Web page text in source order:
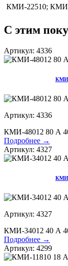
КМИ-22510; КМИ-
С этим
Артикул: 4336
Артикул: 4336
КМИ-48012 80 А
Подробнее →
Артикул: 4327
Артикул: 4327
КМИ-34012 40 А
Подробнее →
Артикул: 4299